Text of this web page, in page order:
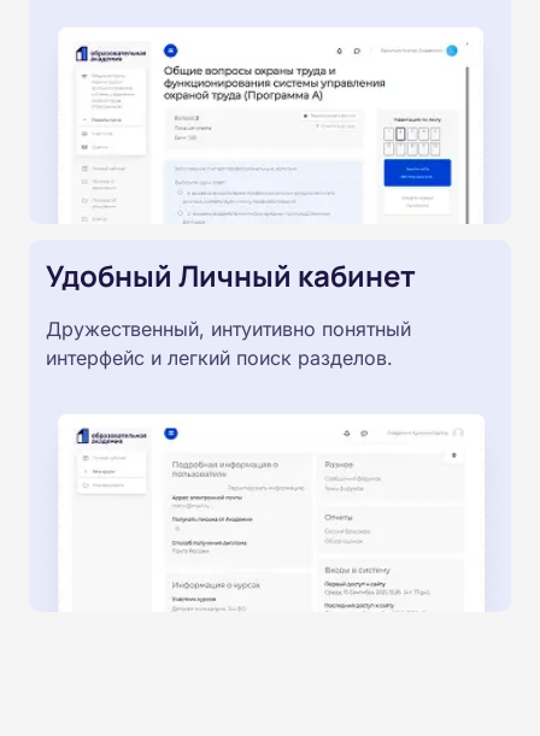
Удобный Личный кабинет
Дружественный, интуитивно понятный
интерфейс и легкий поиск разделов.